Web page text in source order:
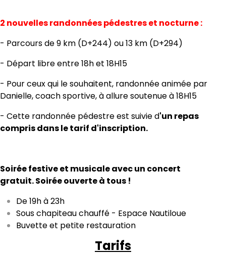
2 nouvelles randonnées pédestres et nocturne :
- Parcours de 9 km (D+244) ou 13 km (D+294)
- Départ libre entre 18h et 18H15
- Pour ceux qui le souhaitent, randonnée animée par
Danielle, coach sportive, à allure soutenue à 18H15
- Cette randonnée pédestre est suivie d'un repas
compris dans le tarif d'inscription.
Soirée festive et musicale avec un concert
gratuit.Soirée ouverte à tous !
De 19h à 23h
Sous chapiteau chauffé - Espace Nautiloue
Buvette et petite restauration
Tarifs